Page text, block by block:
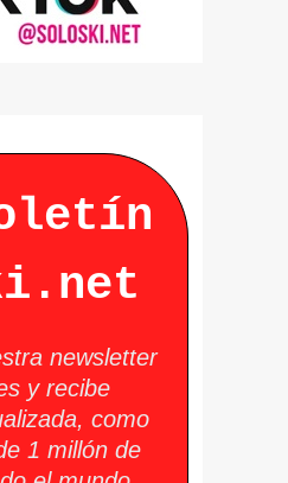
newsletter
y recibe
como
1 millón de